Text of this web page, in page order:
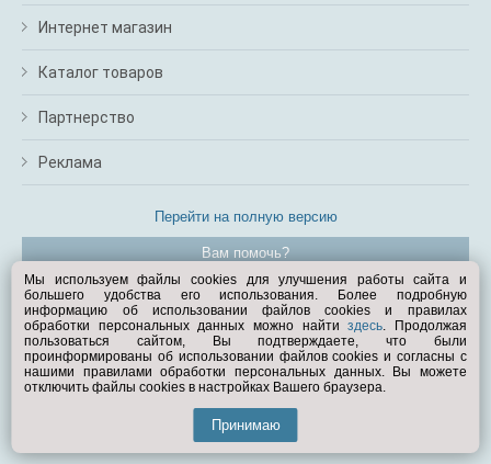
Интернет магазин
Каталог товаров
Партнерство
Реклама
Перейти на полную версию
Вам помочь?
© Exist.ru 1998—2026
Мы используем файлы cookies для улучшения работы сайта и
большего удобства его использования. Более подробную
информацию об использовании файлов cookies и правилах
обработки персональных данных можно найтиздесь. Продолжая
пользоваться сайтом, Вы подтверждаете, что были
проинформированы об использовании файлов cookies и согласны с
нашими правилами обработки персональных данных. Вы можете
отключить файлы cookies в настройках Вашего браузера.
Принимаю